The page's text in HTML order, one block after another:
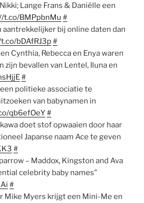
Lange Frans & Daniëlle een
t.co/BMPpbnMu #
aantrekkelijker bij online daten dan
bDAfRJ3p#
Cynthia, Rebecca en Enya waren
zijn bevallen van Lentel, Iluna en
#
politieke associatie te
van babynamen in
qb6efOeY#
doet stof opwaaien door haar
Japanse naam Ace te geven
#
– Maddox, Kingston and Ava
celebrity baby names”
#
Mike Myers krijgt een Mini-Me en